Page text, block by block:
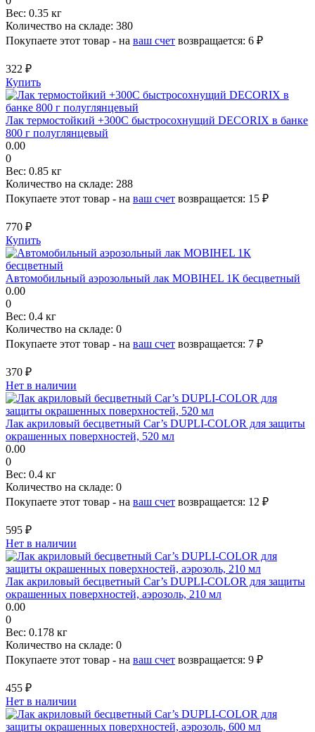
Вес: 0.35 кг
Количество на складе: 380
Покупаете этот товар - на ваш счет возвращается: 6 ₽
322 ₽
Купить
Лак термостойкий +300С быстросохнущий DECORIX в банке
800 г полуглянцевый
0.00
0
Вес: 0.85 кг
Количество на складе: 288
Покупаете этот товар - на ваш счет возвращается: 15 ₽
770 ₽
Купить
Автомобильный аэрозольный лак MOBIHEL 1К бесцветный
0.00
0
Вес: 0.4 кг
Количество на складе: 0
Покупаете этот товар - на ваш счет возвращается: 7 ₽
370 ₽
Нет в наличии
Лак акриловый бесцветный Car’s DUPLI-COLOR для защиты
окрашенных поверхностей, 520 мл
0.00
0
Вес: 0.4 кг
Количество на складе: 0
Покупаете этот товар - на ваш счет возвращается: 12 ₽
595 ₽
Нет в наличии
Лак акриловый бесцветный Car’s DUPLI-COLOR для защиты
окрашенных поверхностей, аэрозоль, 210 мл
0.00
0
Вес: 0.178 кг
Количество на складе: 0
Покупаете этот товар - на ваш счет возвращается: 9 ₽
455 ₽
Нет в наличии